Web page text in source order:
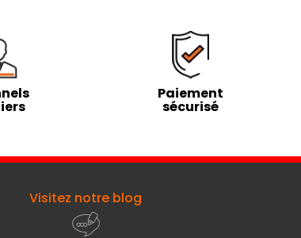
Paiement
sécurisé
Visitez notre blog